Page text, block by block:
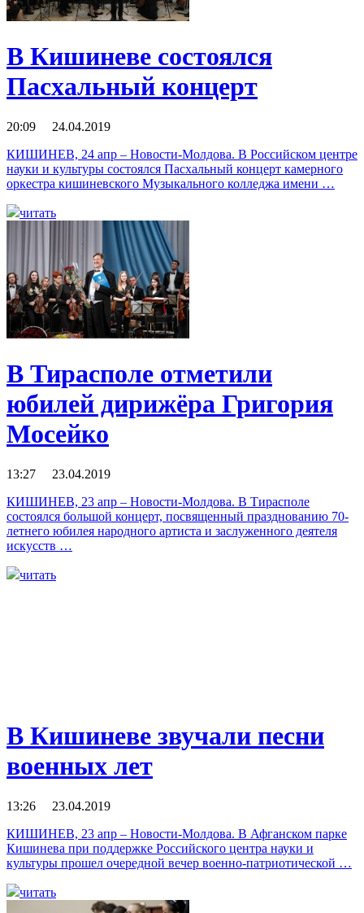
В Кишиневе состоялся
Пасхальный концерт
20:09 24.04.2019
КИШИНЕВ, 24 апр – Новости-Молдова. В Российском центре
науки и культуры состоялся Пасхальный концерт камерного
оркестра кишиневского Музыкального колледжа имени …
читать
В Тирасполе отметили
юбилей дирижёра Григория
Мосейко
13:27 23.04.2019
КИШИНЕВ, 23 апр – Новости-Молдова. В Тирасполе
состоялся большой концерт, посвященный празднованию 70-
летнего юбилея народного артиста и заслуженного деятеля
искусств …
читать
В Кишиневе звучали песни
военных лет
13:26 23.04.2019
КИШИНЕВ, 23 апр – Новости-Молдова. В Афганском парке
Кишинева при поддержке Российского центра науки и
культуры прошел очередной вечер военно-патриотической …
читать